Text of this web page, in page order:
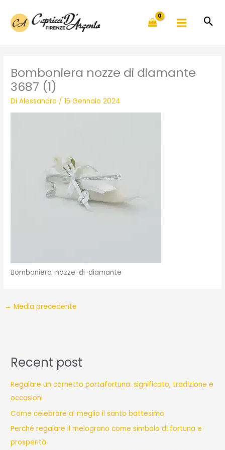
contenuto
Bomboniera nozze di diamante
3687 (1)
DiAlessandra /15 Gennaio 2024
Bomboniera-nozze-di-diamante
← Media precedente
Recent post
Regalare un cornetto portafortuna: significato, tradizione e
occasioni
Come celebrare al meglio il santo battesimo
Perché regalare il melograno come simbolo di fortuna e
prosperità